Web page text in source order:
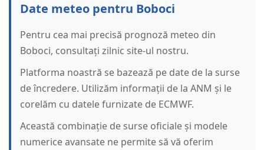
Date meteo pentru Boboci
Pentru cea mai precisă prognoză meteo din
Boboci, consultați zilnic site-ul nostru.
Platforma noastră se bazează pe date de la surse
de încredere. Utilizăm informații de la ANM și le
corelăm cu datele furnizate de ECMWF.
Această combinație de surse oficiale și modele
numerice avansate ne permite să vă oferim